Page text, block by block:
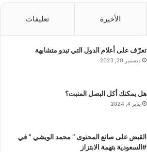
الأخيرة تعليقات
تعرّف على أعلام الدول التي تبدو متشابهة
ديسمبر 20, 2023
هل يمكنك أكل البصل المنبت؟
يناير 4, 2024
القبض على صانع المحتوى ” محمد الويشي ” في
#السعودية بتهمة الابتزاز